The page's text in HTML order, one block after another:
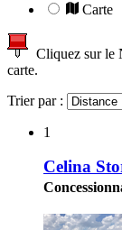
Carte
Cliquez sur le
carte.
Trier par :
1
Celina